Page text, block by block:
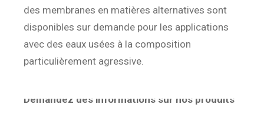
des membranes en matières alternatives sont
disponibles sur demande pour les applications
avec des eaux usées à la composition
particulièrement agressive.
Demandez des informations sur nos produits